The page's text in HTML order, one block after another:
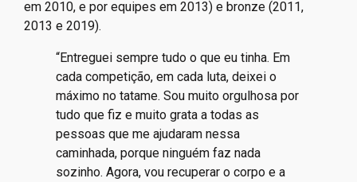
em 2010, e por equipes em 2013) e bronze (2011,
2013 e 2019).
“Entreguei sempre tudo o que eu tinha. Em
cada competição, em cada luta, deixei o
máximo no tatame. Sou muito orgulhosa por
tudo que fiz e muito grata a todas as
pessoas que me ajudaram nessa
caminhada, porque ninguém faz nada
sozinho. Agora, vou recuperar o corpo e a